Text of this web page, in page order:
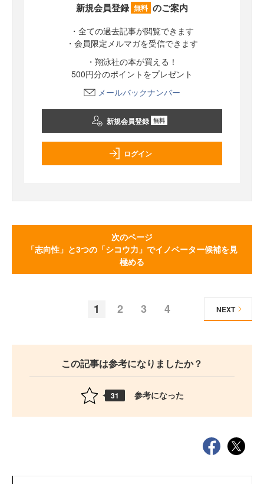
新規会員登録 無料 のご案内
・全ての過去記事が閲覧できます
・会員限定メルマガを受信できます
・翔泳社の本が買える！
500円分のポイントをプレゼント
メールバックナンバー
新規会員登録 無料
ログイン
次のページ
「志向性」と3つの「シコウ力」でイノベーター候補を見
極める
1 2 3 4 NEXT
この記事は参考になりましたか？
31 参考になった